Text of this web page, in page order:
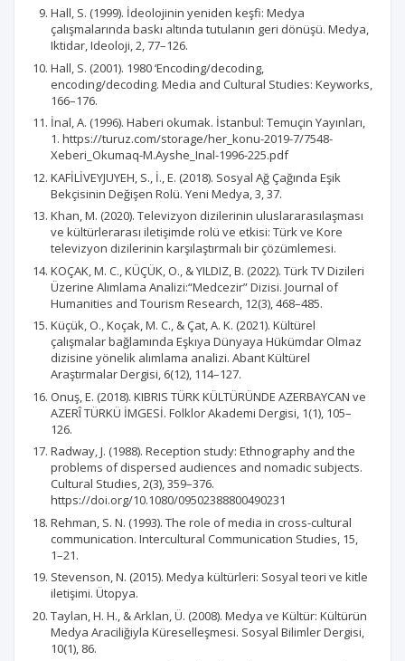
Hall, S. (1999). İdeolojinin yeniden keşfi: Medya
çalışmalarında baskı altında tutulanın geri dönüşü. Medya,
Iktidar, Ideoloji, 2, 77–126.
Hall, S. (2001). 1980 ‘Encoding/decoding,
encoding/decoding. Media and Cultural Studies: Keyworks,
166–176.
İnal, A. (1996). Haberi okumak. İstanbul: Temuçin Yayınları,
1. https://turuz.com/storage/her_konu-2019-7/7548-
Xeberi_Okumaq-M.Ayshe_Inal-1996-225.pdf
KAFİLİVEYJUYEH, S., İ., E. (2018). Sosyal Ağ Çağında Eşik
Bekçisinin Değişen Rolü. Yeni Medya, 3, 37.
Khan, M. (2020). Televizyon dizilerinin uluslararasılaşması
ve kültürlerarası iletişimde rolü ve etkisi: Türk ve Kore
televizyon dizilerinin karşılaştırmalı bir çözümlemesi.
KOÇAK, M. C., KÜÇÜK, O., & YILDIZ, B. (2022). Türk TV Dizileri
Üzerine Alımlama Analizi:“Medcezir” Dizisi. Journal of
Humanities and Tourism Research, 12(3), 468–485.
Küçük, O., Koçak, M. C., & Çat, A. K. (2021). Kültürel
çalışmalar bağlamında Eşkıya Dünyaya Hükümdar Olmaz
dizisine yönelik alımlama analizi. Abant Kültürel
Araştırmalar Dergisi, 6(12), 114–127.
Onuş, E. (2018). KIBRIS TÜRK KÜLTÜRÜNDE AZERBAYCAN ve
AZERÎ TÜRKÜ İMGESİ. Folklor Akademi Dergisi, 1(1), 105–
126.
Radway, J. (1988). Reception study: Ethnography and the
problems of dispersed audiences and nomadic subjects.
Cultural Studies, 2(3), 359–376.
https://doi.org/10.1080/09502388800490231
Rehman, S. N. (1993). The role of media in cross-cultural
communication. Intercultural Communication Studies, 15,
1–21.
Stevenson, N. (2015). Medya kültürleri: Sosyal teori ve kitle
iletişimi. Ütopya.
Taylan, H. H., & Arklan, Ü. (2008). Medya ve Kültür: Kültürün
Medya Araciliğiyla Küreselleşmesi. Sosyal Bilimler Dergisi,
10(1), 86.